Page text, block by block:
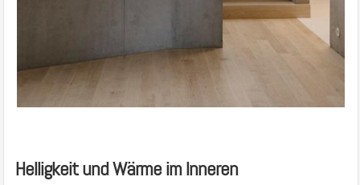
Helligkeit und Wärme im Inneren